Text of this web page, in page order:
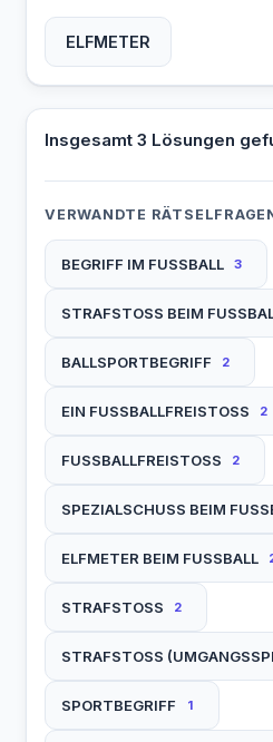
ELFMETER
Insgesamt 3 Lösungen
VERWANDTE
BEGRIFF IM FUSSBALL 3
STRAFSTOSS BEIM
BALLSPORTBEGRIFF 2
EIN FUSSBALLFREISTOSS 2
FUSSBALLFREISTOSS 2
SPEZIALSCHUSS BEIM
ELFMETER BEIM FUSSBALL
STRAFSTOSS 2
STRAFSTOSS
SPORTBEGRIFF 1